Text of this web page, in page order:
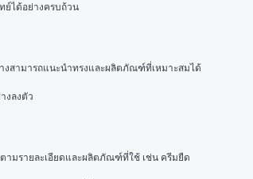
ย์ได้อย่างครบถ้วน
งสามารถแนะนำทรงและผลิตภัณฑ์ที่เหมาะสมได้
งลงตัว
ามรายละเอียดและผลิตภัณฑ์ที่ใช้ เช่น ครีมยืด